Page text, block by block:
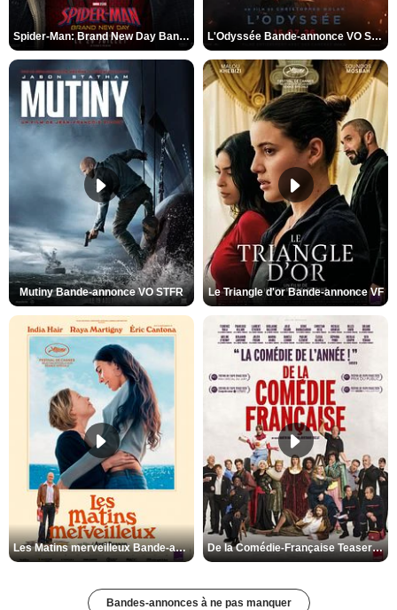
Spider-Man: Brand New Day Bande-annonce VO STFR L'Odyssée Bande-annonce VO STFR
Mutiny Bande-annonce VO STFR Le Triangle d'or Bande-annonce VF
Les Matins merveilleux Bande-annonce VF De la Comédie-Française Teaser VF
Bandes-annonces à ne pas manquer